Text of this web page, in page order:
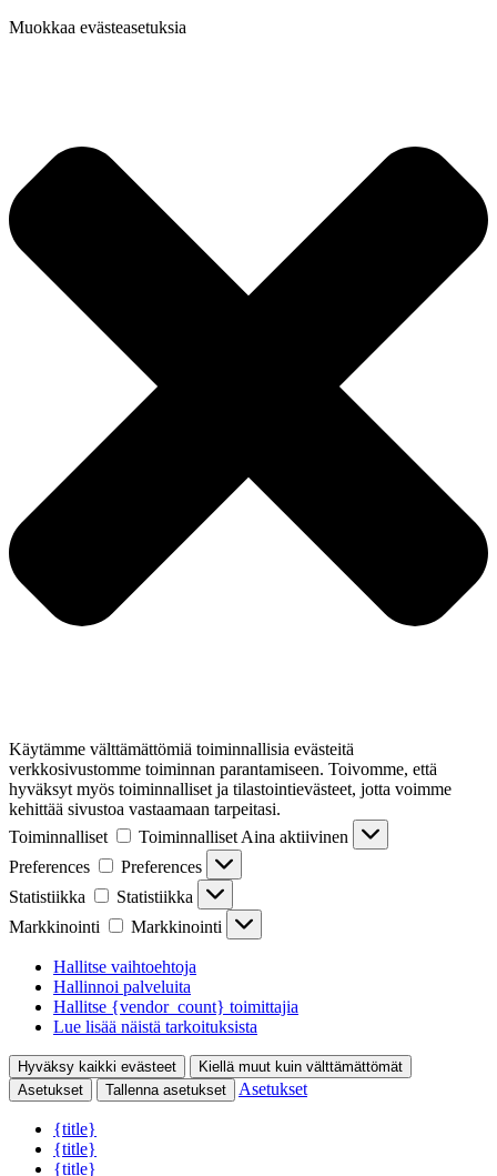
Muokkaa evästeasetuksia
Käytämme välttämättömiä toiminnallisia evästeitä
verkkosivustomme toiminnan parantamiseen. Toivomme, että
hyväksyt myös toiminnalliset ja tilastointievästeet, jotta voimme
kehittää sivustoa vastaamaan tarpeitasi.
Toiminnalliset
Toiminnalliset Aina aktiivinen
Preferences
Preferences
Statistiikka
Statistiikka
Markkinointi
Markkinointi
Hallitse vaihtoehtoja
Hallinnoi palveluita
Hallitse {vendor_count} toimittajia
Lue lisää näistä tarkoituksista
Hyväksy kaikki evästeet
Kiellä muut kuin välttämättömät
Asetukset
Tallenna asetukset Asetukset
{title}
{title}
{title}